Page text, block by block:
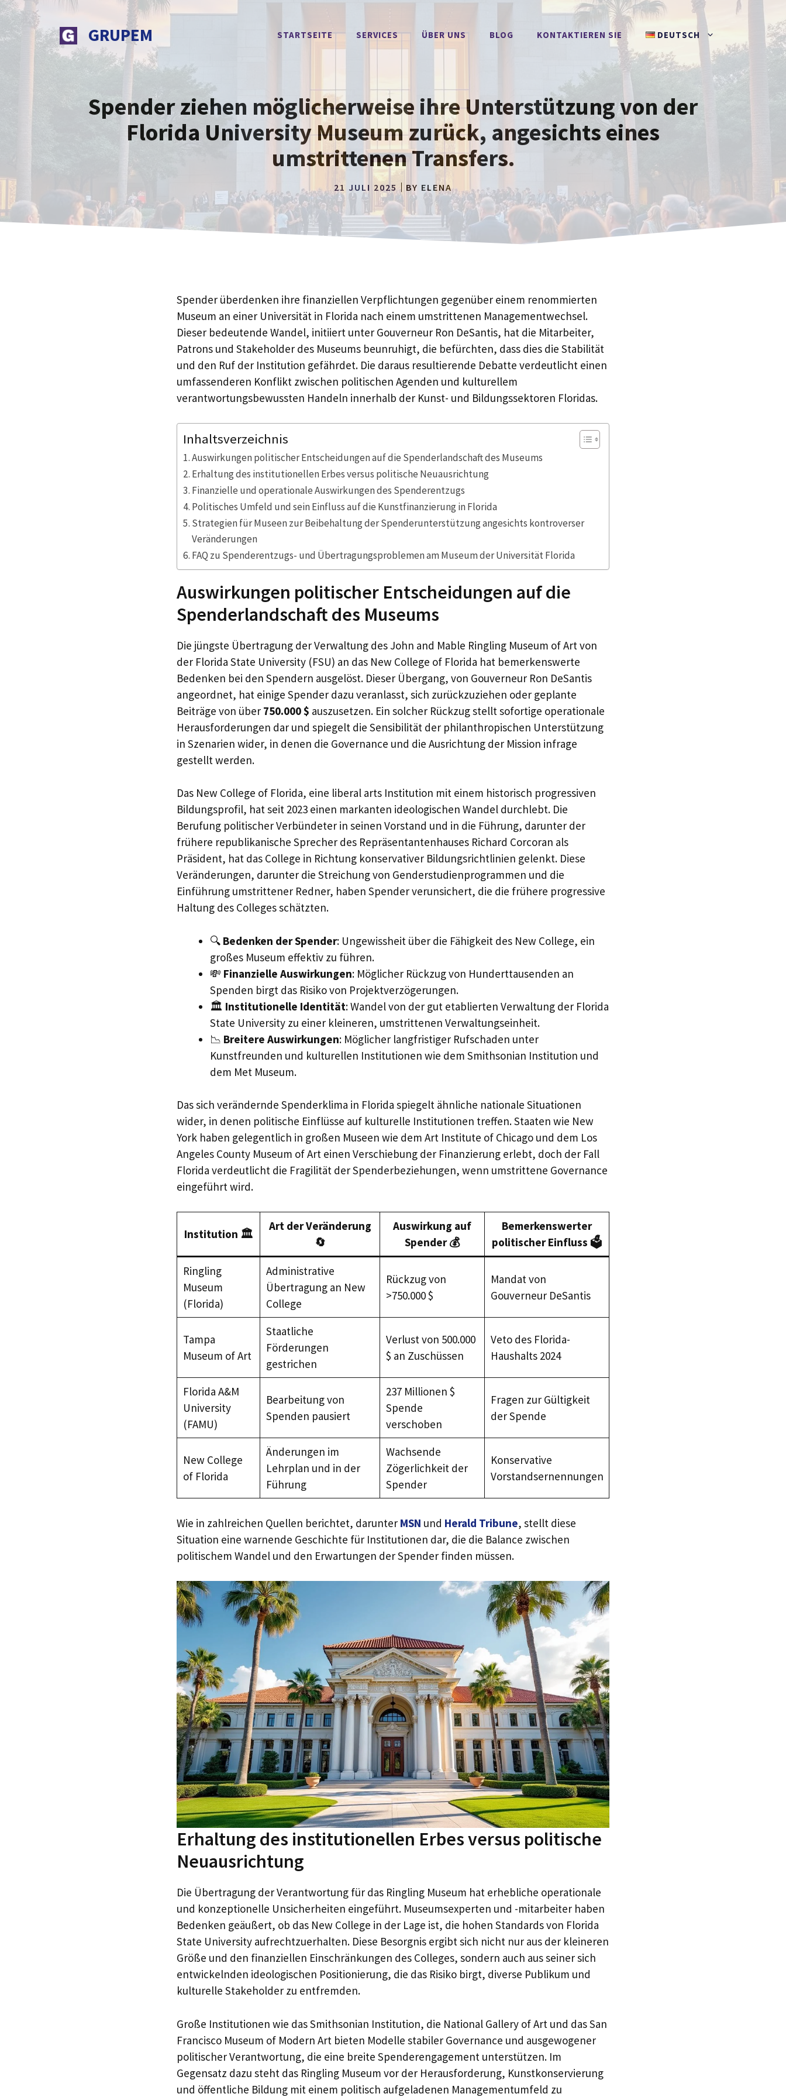
Zum
Inhalt
springen
GRUPEM STARTSEITE SERVICES ÜBER UNS BLOG KONTAKTIEREN SIE DEUTSCH
Spender ziehen möglicherweise ihre Unterstützung von der
Florida University Museum zurück, angesichts eines
umstrittenen Transfers.
21 JULI 2025 BY ELENA
Spender überdenken ihre finanziellen Verpflichtungen gegenüber einem renommierten
Museum an einer Universität in Florida nach einem umstrittenen Managementwechsel.
Dieser bedeutende Wandel, initiiert unter Gouverneur Ron DeSantis, hat die Mitarbeiter,
Patrons und Stakeholder des Museums beunruhigt, die befürchten, dass dies die Stabilität
und den Ruf der Institution gefährdet. Die daraus resultierende Debatte verdeutlicht einen
umfassenderen Konflikt zwischen politischen Agenden und kulturellem
verantwortungsbewussten Handeln innerhalb der Kunst- und Bildungssektoren Floridas.
Inhaltsverzeichnis
Auswirkungen politischer Entscheidungen auf die Spenderlandschaft des Museums
Erhaltung des institutionellen Erbes versus politische Neuausrichtung
Finanzielle und operationale Auswirkungen des Spenderentzugs
Politisches Umfeld und sein Einfluss auf die Kunstfinanzierung in Florida
Strategien für Museen zur Beibehaltung der Spenderunterstützung angesichts kontroverser
Veränderungen
FAQ zu Spenderentzugs- und Übertragungsproblemen am Museum der Universität Florida
Auswirkungen politischer Entscheidungen auf die
Spenderlandschaft des Museums
Die jüngste Übertragung der Verwaltung des John and Mable Ringling Museum of Art von
der Florida State University (FSU) an das New College of Florida hat bemerkenswerte
Bedenken bei den Spendern ausgelöst. Dieser Übergang, von Gouverneur Ron DeSantis
angeordnet, hat einige Spender dazu veranlasst, sich zurückzuziehen oder geplante
Beiträge von über 750.000 $ auszusetzen. Ein solcher Rückzug stellt sofortige operationale
Herausforderungen dar und spiegelt die Sensibilität der philanthropischen Unterstützung
in Szenarien wider, in denen die Governance und die Ausrichtung der Mission infrage
gestellt werden.
Das New College of Florida, eine liberal arts Institution mit einem historisch progressiven
Bildungsprofil, hat seit 2023 einen markanten ideologischen Wandel durchlebt. Die
Berufung politischer Verbündeter in seinen Vorstand und in die Führung, darunter der
frühere republikanische Sprecher des Repräsentantenhauses Richard Corcoran als
Präsident, hat das College in Richtung konservativer Bildungsrichtlinien gelenkt. Diese
Veränderungen, darunter die Streichung von Genderstudienprogrammen und die
Einführung umstrittener Redner, haben Spender verunsichert, die die frühere progressive
Haltung des Colleges schätzten.
🔍 Bedenken der Spender: Ungewissheit über die Fähigkeit des New College, ein
großes Museum effektiv zu führen.
💸 Finanzielle Auswirkungen: Möglicher Rückzug von Hunderttausenden an
Spenden birgt das Risiko von Projektverzögerungen.
🏛️ Institutionelle Identität: Wandel von der gut etablierten Verwaltung der Florida
State University zu einer kleineren, umstrittenen Verwaltungseinheit.
📉 Breitere Auswirkungen: Möglicher langfristiger Rufschaden unter
Kunstfreunden und kulturellen Institutionen wie dem Smithsonian Institution und
dem Met Museum.
Das sich verändernde Spenderklima in Florida spiegelt ähnliche nationale Situationen
wider, in denen politische Einflüsse auf kulturelle Institutionen treffen. Staaten wie New
York haben gelegentlich in großen Museen wie dem Art Institute of Chicago und dem Los
Angeles County Museum of Art einen Verschiebung der Finanzierung erlebt, doch der Fall
Florida verdeutlicht die Fragilität der Spenderbeziehungen, wenn umstrittene Governance
eingeführt wird.
Institution 🏛️
Art der Veränderung
🔄
Auswirkung auf
Spender 💰
Bemerkenswerter
politischer Einfluss 🗳️
Ringling
Museum
(Florida)
Administrative
Übertragung an New
College
Rückzug von
>750.000 $
Mandat von
Gouverneur DeSantis
Tampa
Museum of Art
Staatliche
Förderungen
gestrichen
Verlust von 500.000
$ an Zuschüssen
Veto des Florida-
Haushalts 2024
Florida A&M
University
(FAMU)
Bearbeitung von
Spenden pausiert
237 Millionen $
Spende
verschoben
Fragen zur Gültigkeit
der Spende
New College
of Florida
Änderungen im
Lehrplan und in der
Führung
Wachsende
Zögerlichkeit der
Spender
Konservative
Vorstandsernennungen
Wie in zahlreichen Quellen berichtet, darunter MSN und Herald Tribune, stellt diese
Situation eine warnende Geschichte für Institutionen dar, die die Balance zwischen
politischem Wandel und den Erwartungen der Spender finden müssen.
Erhaltung des institutionellen Erbes versus politische
Neuausrichtung
Die Übertragung der Verantwortung für das Ringling Museum hat erhebliche operationale
und konzeptionelle Unsicherheiten eingeführt. Museumsexperten und -mitarbeiter haben
Bedenken geäußert, ob das New College in der Lage ist, die hohen Standards von Florida
State University aufrechtzuerhalten. Diese Besorgnis ergibt sich nicht nur aus der kleineren
Größe und den finanziellen Einschränkungen des Colleges, sondern auch aus seiner sich
entwickelnden ideologischen Positionierung, die das Risiko birgt, diverse Publikum und
kulturelle Stakeholder zu entfremden.
Große Institutionen wie das Smithsonian Institution, die National Gallery of Art und das San
Francisco Museum of Modern Art bieten Modelle stabiler Governance und ausgewogener
politischer Verantwortung, die eine breite Spenderengagement unterstützen. Im
Gegensatz dazu steht das Ringling Museum vor der Herausforderung, Kunstkonservierung
und öffentliche Bildung mit einem politisch aufgeladenen Managementumfeld zu